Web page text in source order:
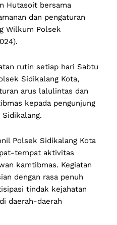
Hutasoit bersama
dan pengaturan
Wilkum Polsek
rutin setiap hari Sabtu
Sidikalang Kota,
arus lalulintas dan
kepada pengunjung
Sidikalang.
Polsek Sidikalang Kota
tempat aktivitas
kamtibmas. Kegiatan
dengan rasa penuh
tindak kejahatan
daerah-daerah